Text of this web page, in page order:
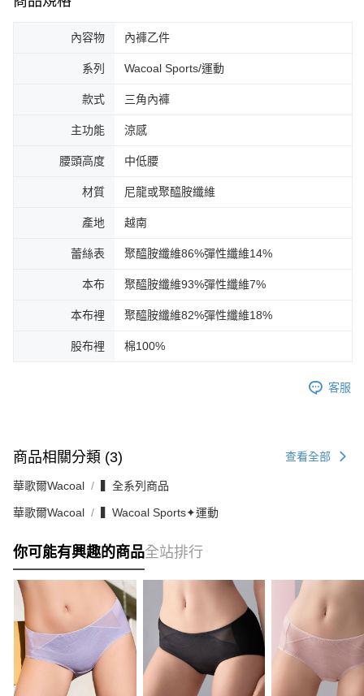
內容物 內褲乙件
系列 Wacoal Sports/運動
款式 三角內褲
主功能 涼感
腰頭高度 中低腰
材質 尼龍或聚醯胺纖維
產地 越南
蕾絲表 聚醯胺纖維86%彈性纖維14%
本布 聚醯胺纖維93%彈性纖維7%
本布裡 聚醯胺纖維82%彈性纖維18%
股布裡 棉100%
客服
商品相關分類 (3) 查看全部
華歌爾Wacoal ▍全系列商品
華歌爾Wacoal ▍Wacoal Sports✦運動
你可能有興趣的商品全站排行